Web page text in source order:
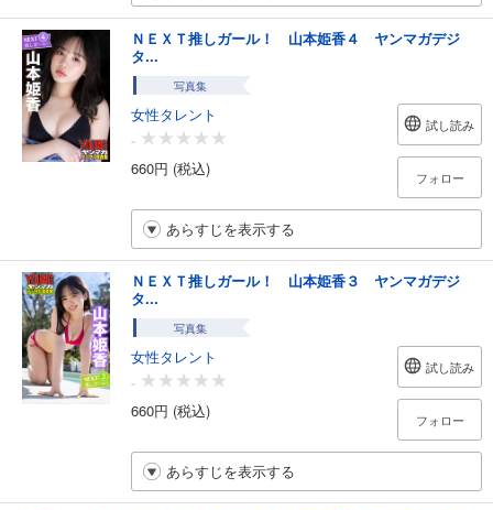
ＮＥＸＴ推しガール！ 山本姫香４ ヤンマガデジ
タ...
写真集
女性タレント
-
660円 (税込)
試し読み
フォロー
あらすじを表示する
ＮＥＸＴ推しガール！ 山本姫香３ ヤンマガデジ
タ...
写真集
女性タレント
-
660円 (税込)
試し読み
フォロー
あらすじを表示する